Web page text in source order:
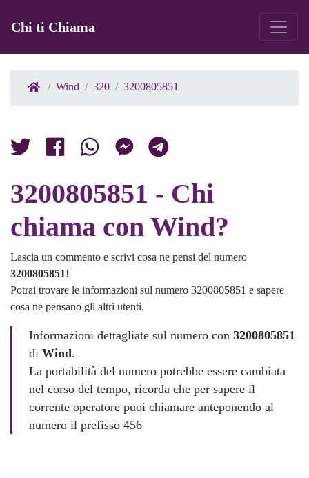
Chi ti Chiama
Wind 320 3200805851
3200805851 - Chi
chiama con Wind?
Lascia un commento e scrivi cosa ne pensi del numero
3200805851!
Potrai trovare le informazioni sul numero 3200805851 e sapere
cosa ne pensano gli altri utenti.
Informazioni dettagliate sul numero con3200805851
diWind.
La portabilità del numero potrebbe essere cambiata
nel corso del tempo, ricorda che per sapere il
corrente operatore puoi chiamare anteponendo al
numero il prefisso 456